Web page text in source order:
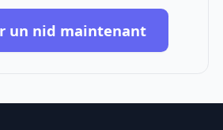
un nid maintenant